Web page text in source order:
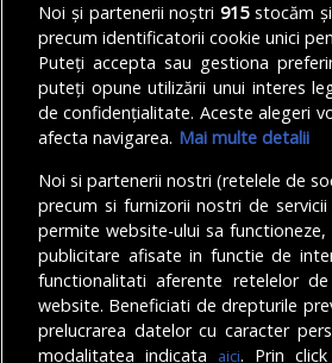
© Copyright 2025 - Buletin de
Găzduit dePresslabs.com.
Noi și partenerii noștri915stocăm
precum identificatorii cookie unici
Puteți accepta sau gestiona
puteți opune utilizării unui interes
de confidențialitate. Aceste alegeri
afecta navigarea. Mai multe detalii
Noi si partenerii nostri (retelele de
precum si furnizorii nostri de
permite website-ului sa
publicitare afisate in functie de
functionalitati aferente retelelor
website. Beneficiati de drepturile
prelucrarea datelor cu caracter
modalitatea indicata aici. Prin click